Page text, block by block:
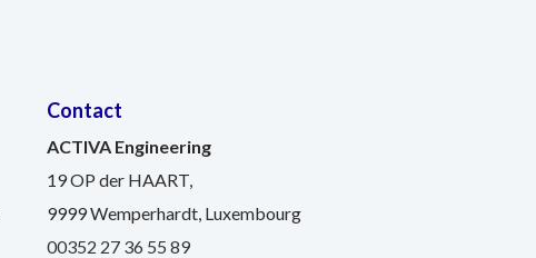
Contact
ACTIVA Engineering
19 OP der HAART,
9999 Wemperhardt, Luxembourg
00352 27 36 55 89